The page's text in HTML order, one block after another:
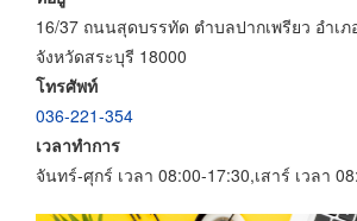
16/37 ถนนสุดบรรทัด ตำบลปากเพรียว อำเภ
จังหวัดสระบุรี 18000
โทรศัพท์
036-221-354
เวลาทำการ
จันทร์-ศุกร์ เวลา 08:00-17:30,เสาร์ เวลา